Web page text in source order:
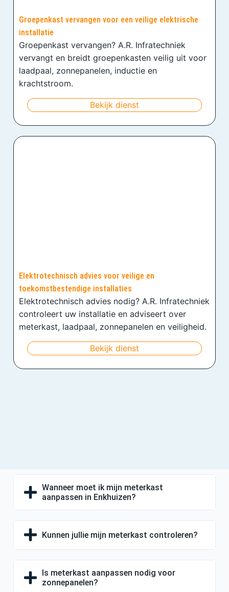
Groepenkast vervangen voor een veilige elektrische
installatie
Groepenkast vervangen? A.R. Infratechniek
vervangt en breidt groepenkasten veilig uit voor
laadpaal, zonnepanelen, inductie en
krachtstroom.
Bekijk dienst
Elektrotechnisch advies voor veilige en
toekomstbestendige installaties
Elektrotechnisch advies nodig? A.R. Infratechniek
controleert uw installatie en adviseert over
meterkast, laadpaal, zonnepanelen en veiligheid.
Bekijk dienst
Wanneer moet ik mijn meterkast
aanpassen in Enkhuizen?
Kunnen jullie mijn meterkast controleren?
Is meterkast aanpassen nodig voor
zonnepanelen?